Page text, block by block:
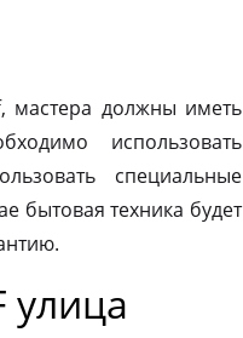
мастера должны иметь
использовать
специальные
бытовая техника будет
улица